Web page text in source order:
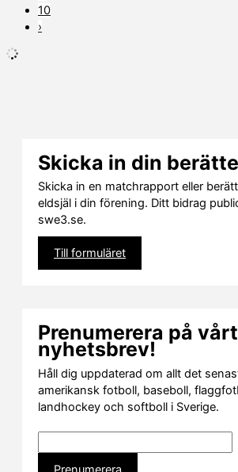
10
›
Skicka in din
Skicka in en matchrapport eller
eldsjäl i din förening. Ditt bidrag
swe3.se.
Till formuläret
Prenumerera på vårt
nyhetsbrev!
Håll dig uppdaterad om allt det
amerikansk fotboll, baseboll,
landhockey och softboll i Sverige.